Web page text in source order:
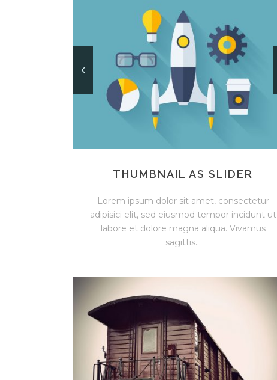
THUMBNAIL AS SLIDER
Lorem ipsum dolor sit amet, consectetur
adipisici elit, sed eiusmod tempor incidunt ut
labore et dolore magna aliqua. Vivamus
sagittis...